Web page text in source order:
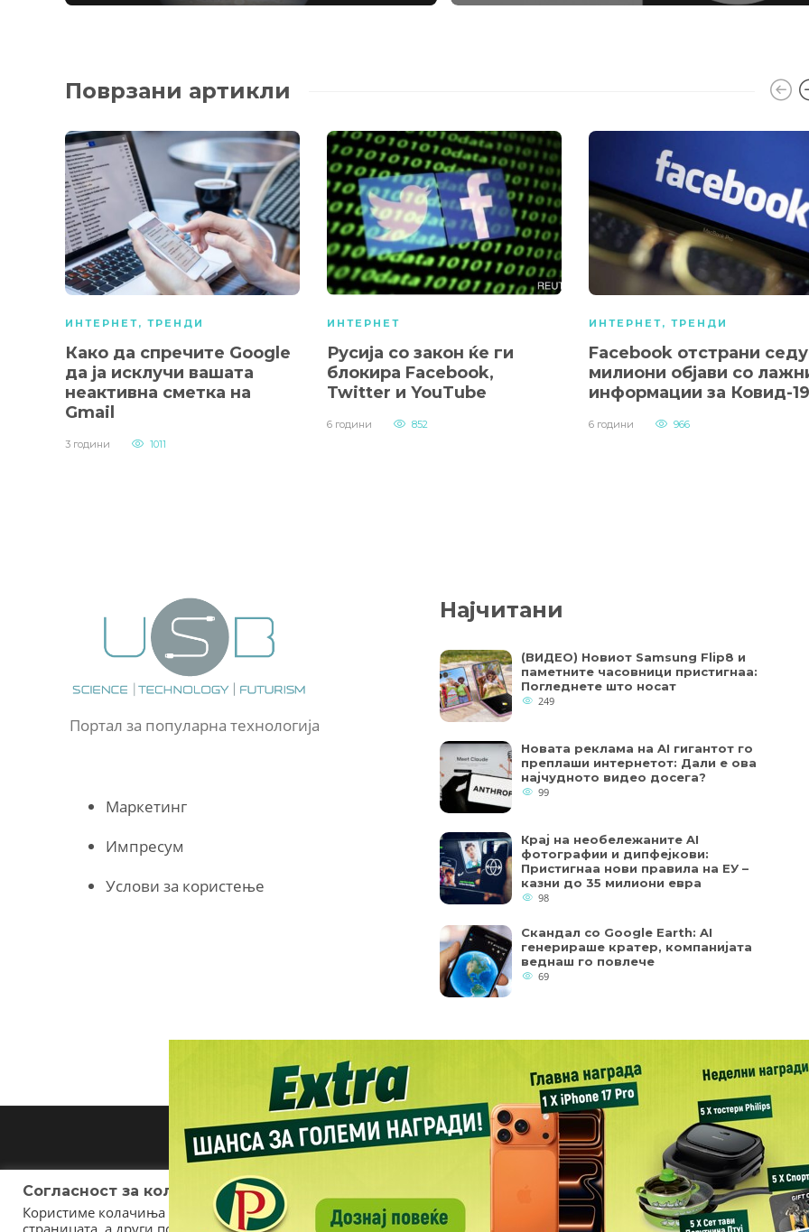
Поврзани артикли
ИНТЕРНЕТ, ТРЕНДИ
Како да спречите Google
да ја исклучи вашата
неактивна сметка на
Gmail
3 години 1011
ИНТЕРНЕТ
Русија со закон ќе ги
блокира Facebook,
Twitter и YouTube
6 години 852
ИНТЕРНЕТ, ТРЕНДИ
Facebook отстрани
милиони објави со
информации за Ковид-19
6 години 966
Портал за популарна технологија
Маркетинг
Импресум
Услови за користење
Најчитани
(ВИДЕО) Новиот Samsung Flip8 и
паметните часовници пристигнаа:
Погледнете што носат
249
Новата реклама на AI гигантот го
преплаши интернетот: Дали е ова
најчудното видео досега?
99
Крај на необележаните AI
фотографии и дипфејкови:
Пристигнаа нови правила на ЕУ –
казни до 35 милиони евра
98
Скандал со Google Earth: AI
генерираше кратер, компанијата
веднаш го повлече
69
Copyright © 2018 - Member of IAB Macedonia
Member of Clip Media Group / 2017
Согласност за колачиња (cookies)
Користиме колачиња за оптимизирање на страницата. Некои од колачињата се од суштинско значење за работата на
страницата, а други помагаат да ја подобриме оваа интернет страница и вашето корисничко искуство. Напомена: